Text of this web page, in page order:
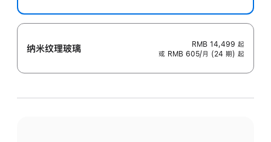
纳米纹理玻璃 RMB 14,499 起
或 RMB 605/月 (24 期) 起